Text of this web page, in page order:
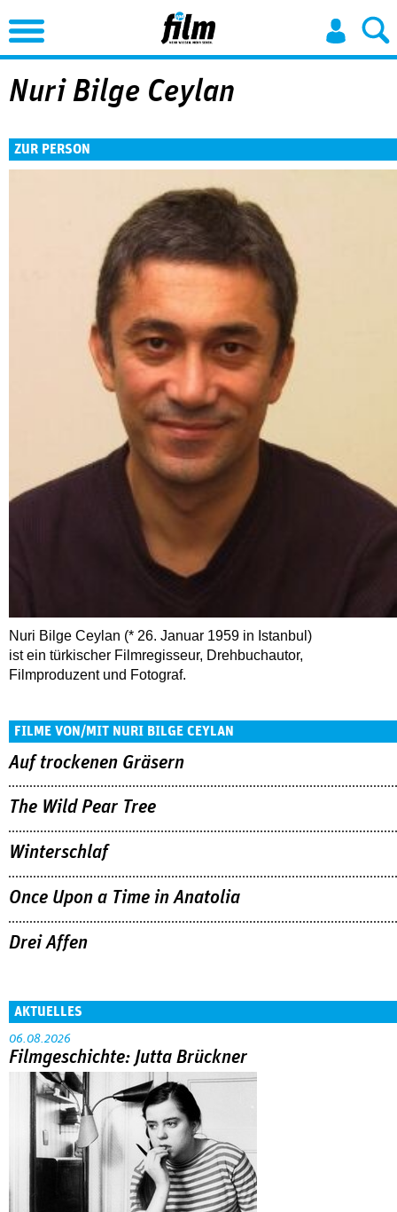
Jump to Navigation
Nuri Bilge Ceylan
ZUR PERSON
Nuri Bilge Ceylan (* 26. Januar 1959 in Istanbul)
ist ein türkischer Filmregisseur, Drehbuchautor,
Filmproduzent und Fotograf.
FILME VON/MIT NURI BILGE CEYLAN
Auf trockenen Gräsern
The Wild Pear Tree
Winterschlaf
Once Upon a Time in Anatolia
Drei Affen
AKTUELLES
06.08.2026
Filmgeschichte: Jutta Brückner